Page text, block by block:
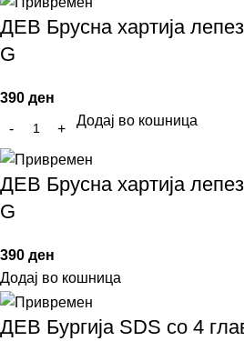
ДЕВ Брусна хартија
G
390 ден
Додај во кошница
ДЕВ Брусна хартија
G
390 ден
Додај во кошница
ДЕВ Бургија SDS со 4